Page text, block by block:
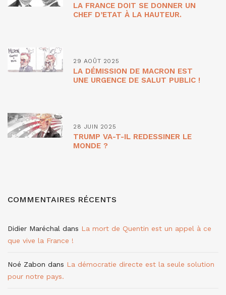
LA FRANCE DOIT SE DONNER UN
CHEF D’ETAT À LA HAUTEUR.
29 AOÛT 2025
LA DÉMISSION DE MACRON EST
UNE URGENCE DE SALUT PUBLIC !
28 JUIN 2025
TRUMP VA-T-IL REDESSINER LE
MONDE ?
COMMENTAIRES RÉCENTS
Didier Maréchal dans La mort de Quentin est un appel à ce
que vive la France !
Noé Zabon dans La démocratie directe est la seule solution
pour notre pays.